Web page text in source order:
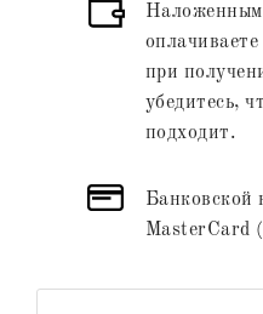
при
убедитесь,
подходит.
Банковской
MasterCard